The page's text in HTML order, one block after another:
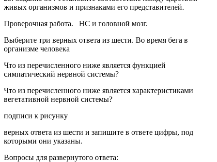
живых ор­га­низ­мов и при­зна­ка­ми его пред­ста­ви­те­лей.
Проверочная работа. НС и головной мозг.
Выберите три верных ответа из шести. Во время бега в
организме человека
Что из перечисленного ниже является функцией
симпатический нервной системы?
Что из перечисленного ниже является характеристиками
вегетативной нервной системы?
подписи к рисунку
верных ответа из шести и запишите в ответе цифры, под
которыми они указаны.
Вопросы для развернутого ответа: